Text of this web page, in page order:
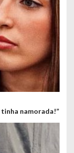
tinha namorada!”